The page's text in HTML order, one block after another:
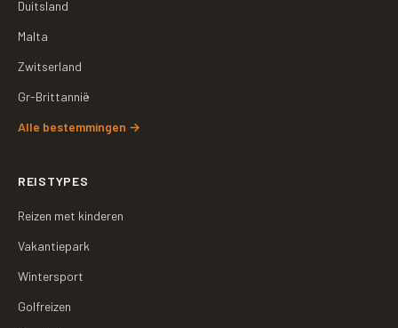
Duitsland
Malta
Zwitserland
Gr-Brittannië
Alle bestemmingen →
REISTYPES
Reizen met kinderen
Vakantiepark
Wintersport
Golfreizen